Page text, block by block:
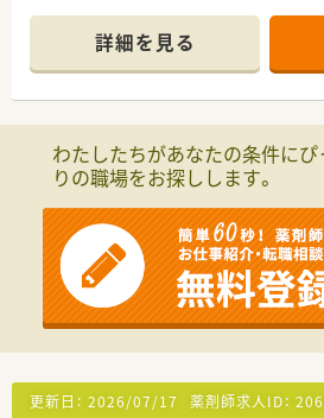
服薬管理・指導へより注力できる体
■他社には負けない大手ならではの
業員が安心で充実した生活を送れる
す！
詳細を見る
わたしたちがあなたの条件にぴ
りの職場をお探しします。
更新日： 2026/07/17 薬剤師求人ID：